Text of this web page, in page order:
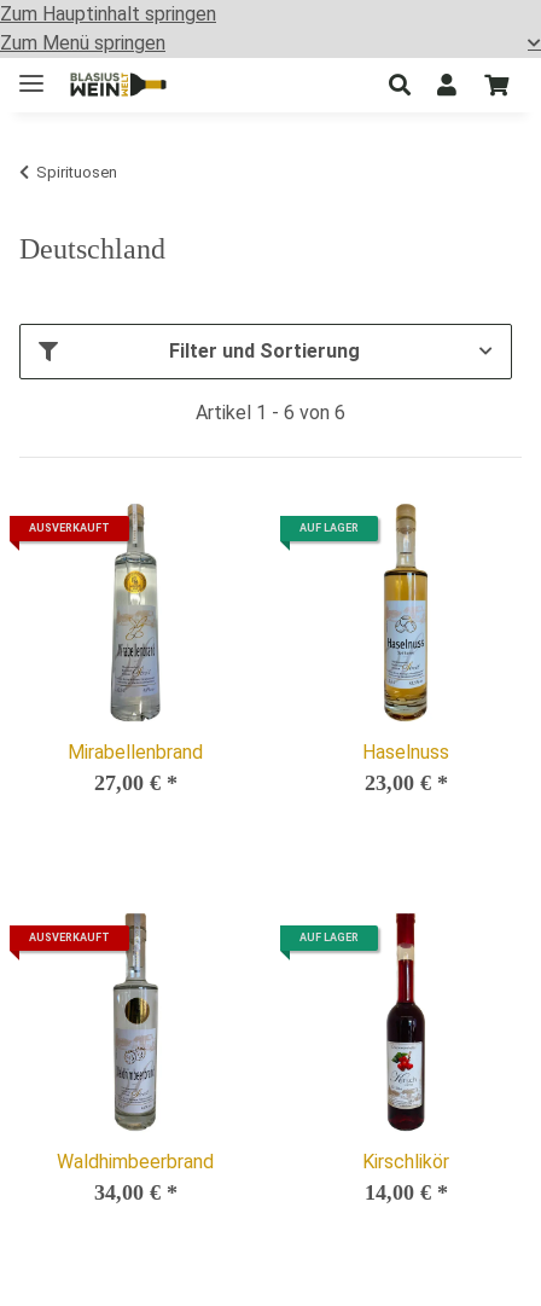
Zum Hauptinhalt springen
Zum Menü springen
Spirituosen
Deutschland
Filter und Sortierung
Artikel 1 - 6 von 6
AUSVERKAUFT
Mirabellenbrand
27,00 € *
AUF LAGER
Haselnuss
23,00 € *
AUSVERKAUFT
Waldhimbeerbrand
34,00 € *
AUF LAGER
Kirschlikör
14,00 € *